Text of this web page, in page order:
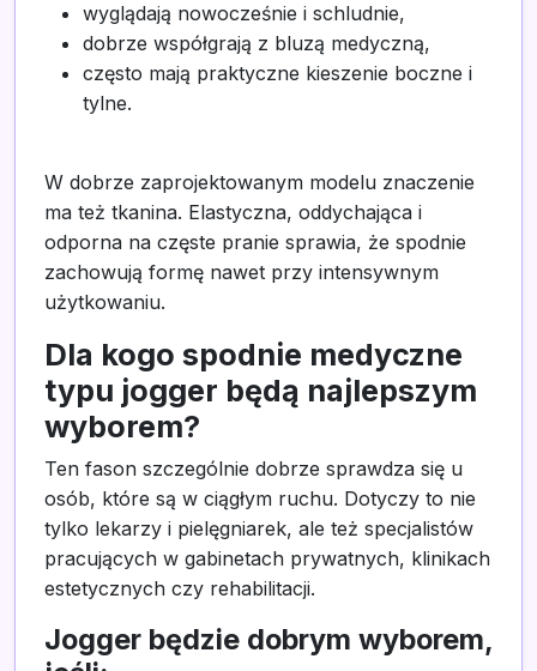
wyglądają nowocześnie i schludnie,
dobrze współgrają z bluzą medyczną,
często mają praktyczne kieszenie boczne i
tylne.
W dobrze zaprojektowanym modelu znaczenie
ma też tkanina. Elastyczna, oddychająca i
odporna na częste pranie sprawia, że spodnie
zachowują formę nawet przy intensywnym
użytkowaniu.
Dla kogo spodnie medyczne
typu jogger będą najlepszym
wyborem?
Ten fason szczególnie dobrze sprawdza się u
osób, które są w ciągłym ruchu. Dotyczy to nie
tylko lekarzy i pielęgniarek, ale też specjalistów
pracujących w gabinetach prywatnych, klinikach
estetycznych czy rehabilitacji.
Jogger będzie dobrym wyborem,